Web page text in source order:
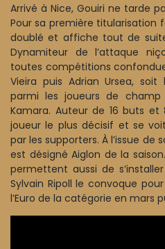
Arrivé à Nice, Gouiri ne tarde
Pour sa première titularisation
doublé et affiche tout de
Dynamiteur de l’attaque
toutes compétitions
Vieira puis Adrian Ursea,
parmi les joueurs de champ
Kamara. Auteur de 16 buts et
joueur le plus décisif et se
par les supporters. À l’issue de
est désigné Aiglon de la
permettent aussi de
Sylvain Ripoll le convoque
l’Euro de la catégorie en mars